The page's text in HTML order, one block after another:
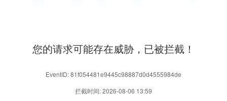
您的请求可能存在威胁，已被拦截！
EventID: 81f054481e9445c98887d0d4555984de
拦截时间: 2026-08-06 13:59